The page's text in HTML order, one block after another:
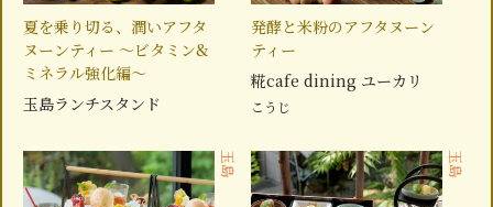
夏を乗り切る、潤いアフタ
ヌーンティー ～ビタミン&
ミネラル強化編～
玉島ランチスタンド
発酵と米粉のアフタヌーン
ティー
糀cafe dining ユーカリ
こうじ
玉島 玉島